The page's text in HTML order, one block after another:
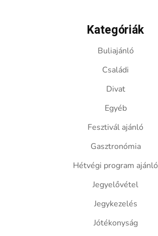
Kategóriák
Buliajánló
Családi
Divat
Egyéb
Fesztivál ajánló
Gasztronómia
Hétvégi program ajánló
Jegyelővétel
Jegykezelés
Jótékonyság